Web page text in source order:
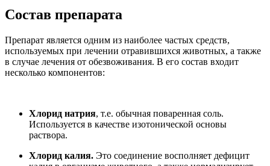
Состав препарата
Препарат является одним из наиболее частых средств,
используемых при лечении отравившихся животных, а также
в случае лечения от обезвоживания. В его состав входит
несколько компонентов:
Хлорид натрия, т.е. обычная поваренная соль.
Используется в качестве изотонической основы
раствора.
Хлорид калия. Это соединение восполняет дефицит